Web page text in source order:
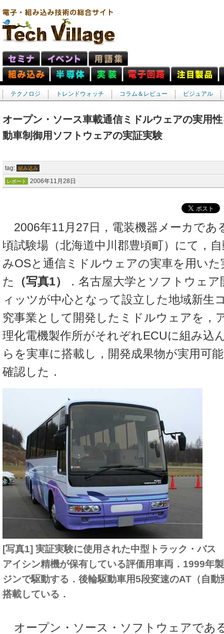
テクノロジ トレンドウォッチ コラム＆レビュー ビジュアル
オープン・ソース車載通信ミドルウェアの実
動車制御用ソフトウェアの実証実験
tag: 組み込み
レポート 2006年11月28日
2006年11月27日，電装機器メーカであ
頃試験場（北海道中川郡豊頃町）にて，
みOSと通信ミドルウェアの実車を用い
た
（写真1）
．名古屋大学とソフトウェ
ィッツが中心となって設立した地域新生
究事業として開発したミドルウェアを，
理化電機製作所がそれぞれECUに組み込
らを実車に搭載し，開発成果物が実用可
確認した．
[写真1] 実証実験に使用された中型トラック・バス
アイシン精機が保有している評価用車両．1999年
ジンで駆動する．後輪駆動車用5段変速のAT（自
搭載している．
オープン・ソース・ソフトウェアであ